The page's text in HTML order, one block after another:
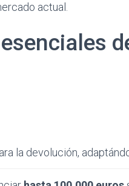
actual.
la devolución,